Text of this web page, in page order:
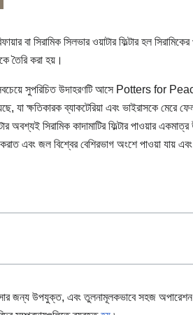
বা সিরামিক সিলভার ওয়াটার ফিল্টার হল
তৈরি করা হয়।
সবচেয়ে সুপরিচিত উদাহরণটি আসে Potters for
যা ক্ষতিকারক ব্যাকটেরিয়া এবং ভাইরাসকে মেরে
অবশ্যই সিরামিক কাদামাটির ফিল্টার পাওয়ার
এবং জল বিশ্বের বেশিরভাগ অংশে পাওয়া যায় এবং
জন্য উপযুক্ত, এবং তুলনামূলকভাবে সহজ